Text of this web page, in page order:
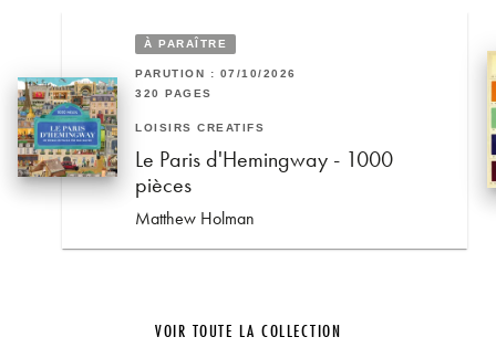
À PARAÎTRE
PARUTION : 07/10/2026
320 PAGES
LOISIRS CRÉATIFS
Le Paris d'Hemingway - 1000
pièces
Matthew Holman
VOIR TOUTE LA COLLECTION